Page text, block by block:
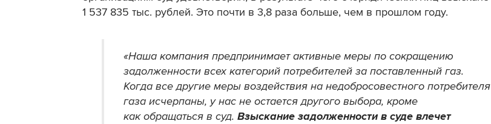
1 537 835 тыс. рублей. Это почти в 3,8 раза больше, чем в прошлом году.
«Наша компания предпринимает активные меры по сокращению
задолженности всех категорий потребителей за поставленный газ.
Когда все другие меры воздействия на недобросовестного потребителя
газа исчерпаны, у нас не остается другого выбора, кроме
как обращаться в суд. Взыскание задолженности в суде влечет